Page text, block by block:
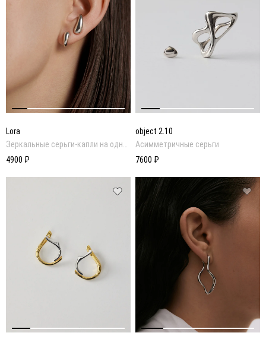
Lora
Зеркальные серьги-капли на одно
ухо
4900 ₽
object 2.10
Асимметричные серьги
7600 ₽